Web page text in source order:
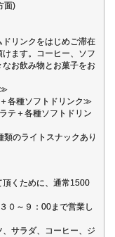
面)
リンクをはじめご滞在
ます。コーヒー、ソフ
なお飲み物とお菓子をお
≫
各種ソフトドリンク≫
テ＋各種ソフトドリン
のライトスナックあり
頂くために、通常1500
０～９：00まで営業し
サラダ、コーヒー、ジ